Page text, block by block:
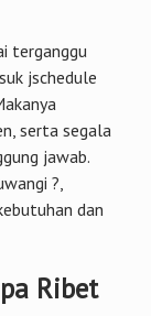
terganggu
jschedule
serta segala
jawab.
?,
dan
Ribet